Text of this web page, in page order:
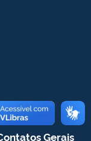
Gerais